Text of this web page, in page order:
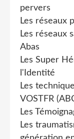
pervers
Les réseaux
Les réseaux
Abas
Les Super
l'Identité
Les
VOSTFR
Les
Les